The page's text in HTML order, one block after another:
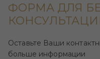
ФОРМА ДЛЯ
Оставьте Ваши
больше информации